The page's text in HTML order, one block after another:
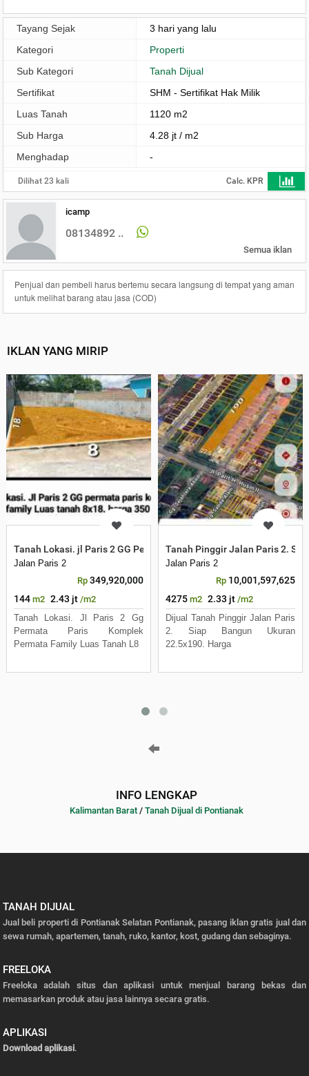
Tayang Sejak
3 hari yang lalu
Kategori
Properti
Sub Kategori
Tanah Dijual
Sertifikat
SHM - Sertifikat Hak Milik
Luas Tanah
1120 m2
Sub Harga
4.28 jt / m2
Menghadap
-
Dilihat 23 kali Calc. KPR
icamp
08134892 ..
Semua iklan
Penjual dan pembeli harus bertemu secara langsung di tempat yang aman
untuk melihat barang atau jasa (COD)
IKLAN YANG MIRIP
Tanah Lokasi. jl Paris 2 GG Permata Paris Komplek Permata Family
Jalan Paris 2
Rp 349,920,000
144 m2 2.43 jt /m2
Tanah Lokasi. Jl Paris 2 Gg
Permata Paris Komplek
Permata Family Luas Tanah L8
Tanah Pinggir Jalan Paris 2.
Jalan Paris 2
Rp 10,001,597,625
4275 m2 2.33 jt /m2
Dijual Tanah Pinggir Jalan Paris
2. Siap Bangun Ukuran
22.5x190. Harga
INFO LENGKAP
Kalimantan Barat / Tanah Dijual di Pontianak
TANAH DIJUAL
Jual beli properti di Pontianak Selatan Pontianak, pasang iklan gratis jual dan
sewa rumah, apartemen, tanah, ruko, kantor, kost, gudang dan sebaginya.
FREELOKA
Freeloka adalah situs dan aplikasi untuk menjual barang bekas dan
memasarkan produk atau jasa lainnya secara gratis.
APLIKASI
Download aplikasi.